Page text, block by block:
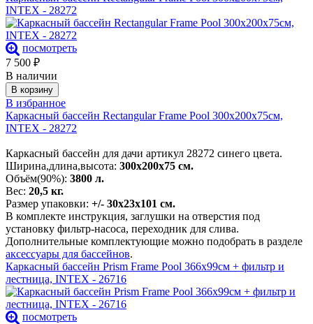
INTEX - 28272
посмотреть
7 500 ₽
В наличии
В корзину
В избранное
Каркасный бассейн Rectangular Frame Pool 300х200х75см,
INTEX - 28272
Каркасный бассейн для дачи артикул 28272 синего цвета.
Ширина,длина,высота: 300х200х75 см.
Объём(90%): 3800 л.
Вес: 20,5 кг.
Размер упаковки: +/- 30х23х101 см.
В комплекте инструкция, заглушки на отверстия под
установку фильтр-насоса, переходник для слива.
Дополнительные комплектующие можно подобрать в разделе
аксессуары для бассейнов.
Каркасный бассейн Prism Frame Pool 366х99см + фильтр и
лестница, INTEX - 26716
посмотреть